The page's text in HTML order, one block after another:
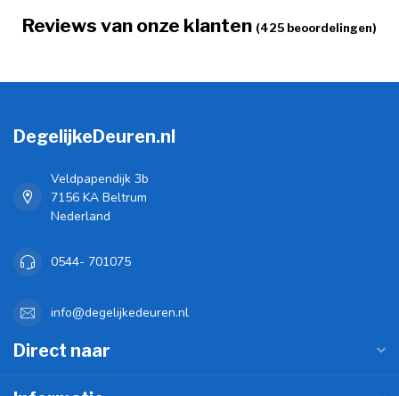
Reviews van onze klanten (425 beoordelingen)
DegelijkeDeuren.nl
Veldpapendijk 3b
7156 KA Beltrum
Nederland
0544- 701075
info@degelijkedeuren.nl
Direct naar